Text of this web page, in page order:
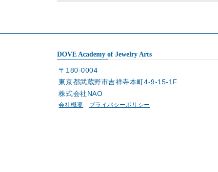
DOVE Academy of Jewelry Arts
〒180-0004
東京都武蔵野市吉祥寺本町4-9-15-1F
株式会社NAO
会社概要 プライバシーポリシー